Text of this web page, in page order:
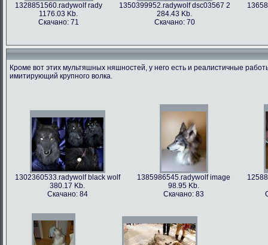
1328851560.radywolf rady
1176.03 Kb.
Скачано: 71
1350399952.radywolf dsc03567 2
284.43 Kb.
Скачано: 70
60.91 Kb.
Скачано: 79
1375506317.radywolf ao
492.86 Kb.
Скачано: 62
1393372244.radywolf eixin-20
3836.44 Kb.
Скачано: 70
1394357978.radywolf image
82.75 Kb.
Скачано: 70
Кроме вот этих мультяшных няшностей, у него есть и реалистичные
имитирующий крупного волка.
1302360533.radywolf black wolf
380.17 Kb.
Скачано: 84
1385986545.radywolf image
98.95 Kb.
Скачано: 83